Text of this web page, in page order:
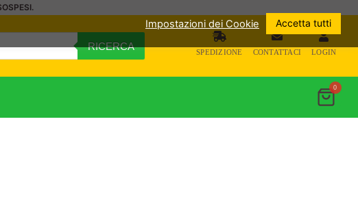
RICERCA SPEDIZIONE CONTATTACI LOGIN
0
Impostazioni dei Cookie Accetta tutti